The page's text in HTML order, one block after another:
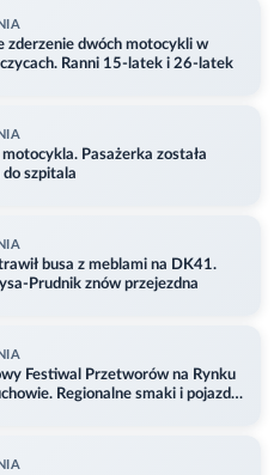
zderzenie dwóch motocykli w
Ranni 15-latek i 26-latek
Pasażerka została
do szpitala
busa z meblami na DK41.
Prudnik znów przejezdna
Festiwal Przetworów na Rynku
Regionalne smaki i pojazdy